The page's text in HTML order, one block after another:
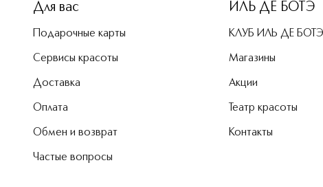
Для вас
Подарочные карты
Сервисы красоты
Доставка
Оплата
Обмен и возврат
Частые вопросы
ИЛЬ ДЕ БОТЭ
КЛУБ ИЛЬ ДЕ БОТЭ
Магазины
Акции
Театр красоты
Контакты